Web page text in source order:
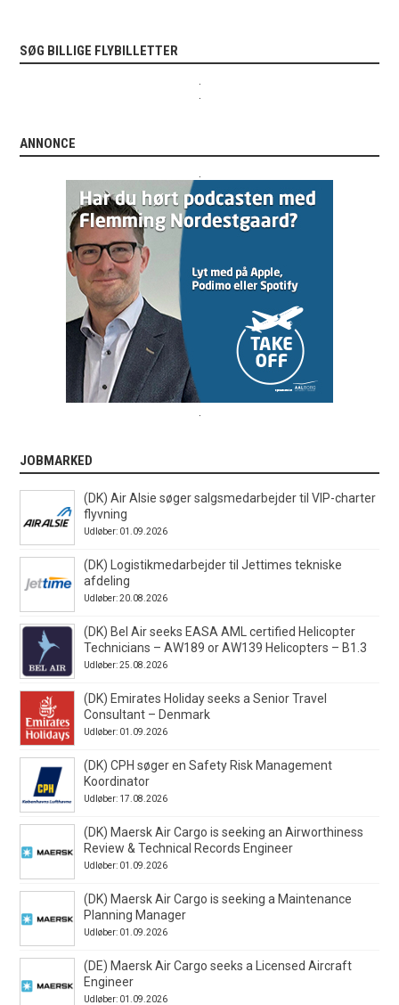
SØG BILLIGE FLYBILLETTER
ANNONCE
JOBMARKED
(DK) Air Alsie søger salgsmedarbejder til VIP-charter
flyvning
Udløber: 01.09.2026
(DK) Logistikmedarbejder til Jettimes tekniske
afdeling
Udløber: 20.08.2026
(DK) Bel Air seeks EASA AML certified Helicopter
Technicians – AW189 or AW139 Helicopters – B1.3
Udløber: 25.08.2026
(DK) Emirates Holiday seeks a Senior Travel
Consultant – Denmark
Udløber: 01.09.2026
(DK) CPH søger en Safety Risk Management
Koordinator
Udløber: 17.08.2026
(DK) Maersk Air Cargo is seeking an Airworthiness
Review & Technical Records Engineer
Udløber: 01.09.2026
(DK) Maersk Air Cargo is seeking a Maintenance
Planning Manager
Udløber: 01.09.2026
(DE) Maersk Air Cargo seeks a Licensed Aircraft
Engineer
Udløber: 01.09.2026